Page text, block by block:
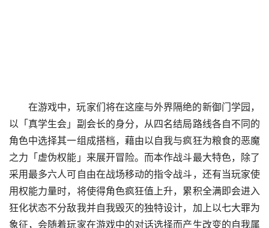
在游戏中，玩家们将在这座与外界隔绝的新御门学园，
以「真学生会」副会长的身分，从四名结局路线各自不同的
角色中选择其一组成搭档，藉由以自我与疯狂为粮食的恶魔
之力「虚伪权能」来展开冒险。而本作战斗最大特色，除了
采用最多六人可自由在战场移动的指令战斗，还有当玩家使
用权能力量时，将使得角色疯狂值上升，累积全满即会进入
狂化状态不分敌我并自我毁灭的独特设计，加上以七大罪为
象征，会随着玩家在游戏中的对话选择而产生改变的自我属